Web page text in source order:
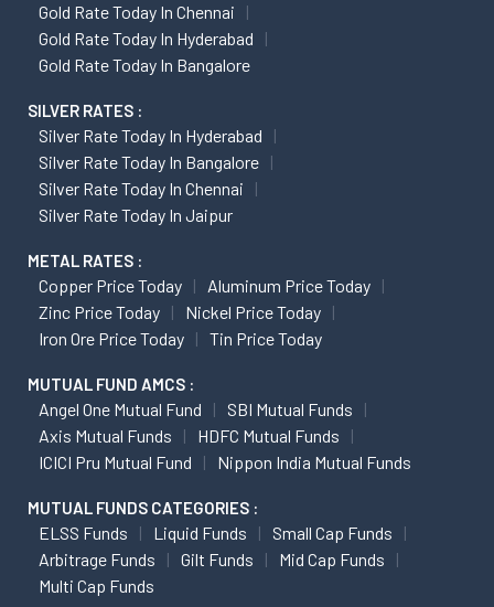
Gold Rate Today In Chennai
Gold Rate Today In Hyderabad
Gold Rate Today In Bangalore
SILVER RATES :
Silver Rate Today In Hyderabad
Silver Rate Today In Bangalore
Silver Rate Today In Chennai
Silver Rate Today In Jaipur
METAL RATES :
Copper Price Today
Aluminum Price Today
Zinc Price Today
Nickel Price Today
Iron Ore Price Today
Tin Price Today
MUTUAL FUND AMCS :
Angel One Mutual Fund
SBI Mutual Funds
Axis Mutual Funds
HDFC Mutual Funds
ICICI Pru Mutual Fund
Nippon India Mutual Funds
MUTUAL FUNDS CATEGORIES :
ELSS Funds Liquid Funds
Small Cap Funds
Arbitrage Funds
Gilt Funds
Mid Cap Funds
Multi Cap Funds